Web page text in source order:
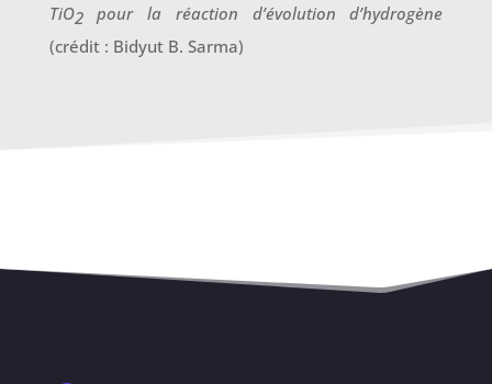
TiO2pour la réaction d’évolution d’hydrogène
(crédit : Bidyut B. Sarma)